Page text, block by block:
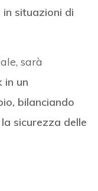
situazioni di
sarà
in un
bilanciando
sicurezza delle